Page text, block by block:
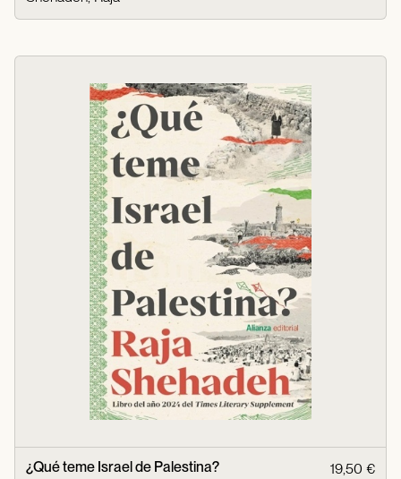
¿Qué teme Israel de Palestina? 19,50 €